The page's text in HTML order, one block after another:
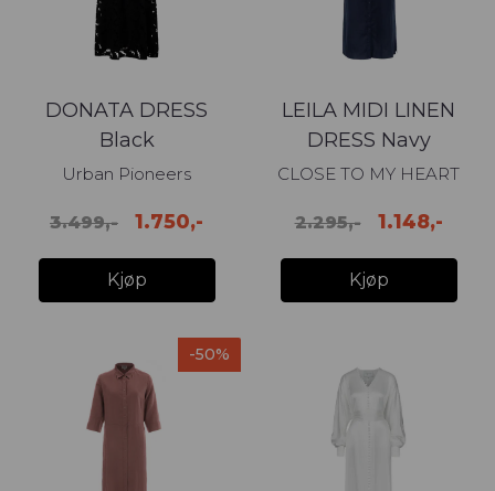
DONATA DRESS
Black
Urban Pioneers
3.499,- 1.750,-
Kjøp
LEILA MIDI LINEN
DRESS Navy
CLOSE TO MY HEART
2.295,- 1.148,-
Kjøp
-50%